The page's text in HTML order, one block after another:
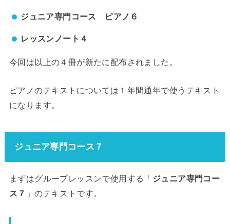
ジュニア専門コース ピアノ６
レッスンノート４
今回は以上の４冊が新たに配布されました。
ピアノのテキストについては１年間通年で使うテキスト
になります。
ジュニア専門コース７
まずはグループレッスンで使用する「ジュニア専門コー
ス７ 」のテキストです。